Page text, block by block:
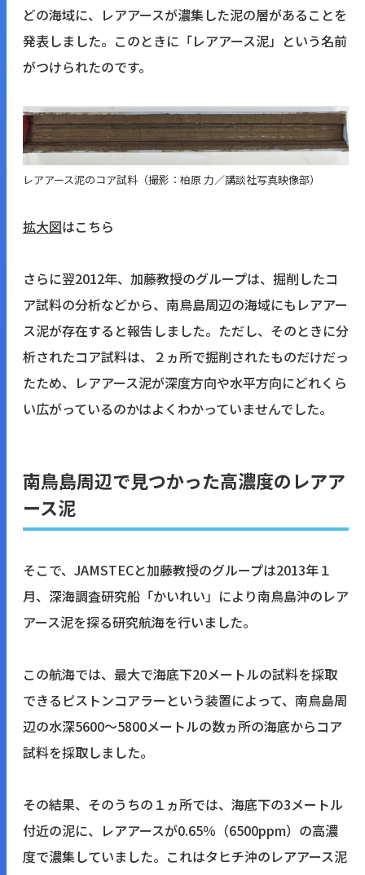
どの海域に、レアアースが濃集した泥の層があることを
発表しました。このときに「レアアース泥」という名前
がつけられたのです。
レアアース泥のコア試料（撮影：柏原 力／講談社写真映像部）
拡大図はこちら
さらに翌2012年、加藤教授のグループは、掘削したコ
ア試料の分析などから、南鳥島周辺の海域にもレアアー
ス泥が存在すると報告しました。ただし、そのときに分
析されたコア試料は、２ヵ所で掘削されたものだけだっ
たため、レアアース泥が深度方向や水平方向にどれくら
い広がっているのかはよくわかっていませんでした。
南鳥島周辺で見つかった高濃度のレアア
ース泥
そこで、JAMSTECと加藤教授のグループは2013年１
月、深海調査研究船「かいれい」により南鳥島沖のレア
アース泥を探る研究航海を行いました。
この航海では、最大で海底下20メートルの試料を採取
できるピストンコアラーという装置によって、南鳥島周
辺の水深5600〜5800メートルの数ヵ所の海底からコア
試料を採取しました。
その結果、そのうちの１ヵ所では、海底下の3メートル
付近の泥に、レアアースが0.65％（6500ppm）の高濃
度で濃集していました。これはタヒチ沖のレアアース泥